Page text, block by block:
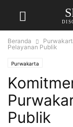
Beranda
Pelayanan Publik
Purwakarta
Publik